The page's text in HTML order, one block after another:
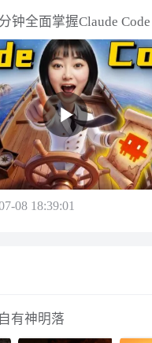
钟全面掌握Claude Code
08 18:39:01
有神明落